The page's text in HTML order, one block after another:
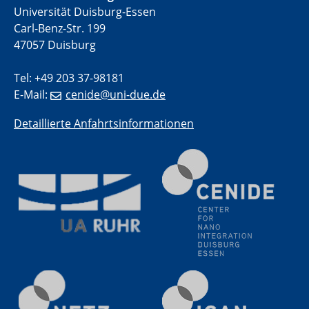
Electrochemical Tip-enhanced Raman spectroscopy---
methodology and its application for studying solid-
liquid interfaces
09.09.2025
Colloquium IMPR SusMet
reliably with critical metal oxides in simulations and
09.09.2025
Colloquium IMPR SusMet
It's all about transitions - dealing sustainably and
reliably with critical metal oxides in simulations and
technologies
Colloquium IMPR SusMet
It's all about transitions - dealing sustainably and
Universität Duisburg-Essen
Carl-Benz-Str. 199
47057 Duisburg
Tel: +49 203 37-98181
E-Mail:
cenide@uni-due.de
Detaillierte Anfahrtsinformationen